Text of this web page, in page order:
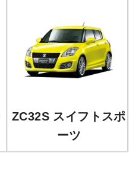
ZC32S スイフトスポ
ーツ